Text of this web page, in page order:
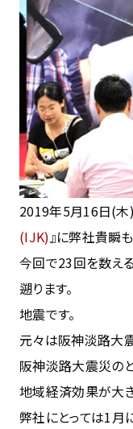
2019年5月16日(木
(IJK)』に弊社貴瞬
今回で23回を数え
遡ります。
地震です。
元々は阪神淡路大
阪神淡路大震災の
地域経済効果が大
弊社にとっては1月